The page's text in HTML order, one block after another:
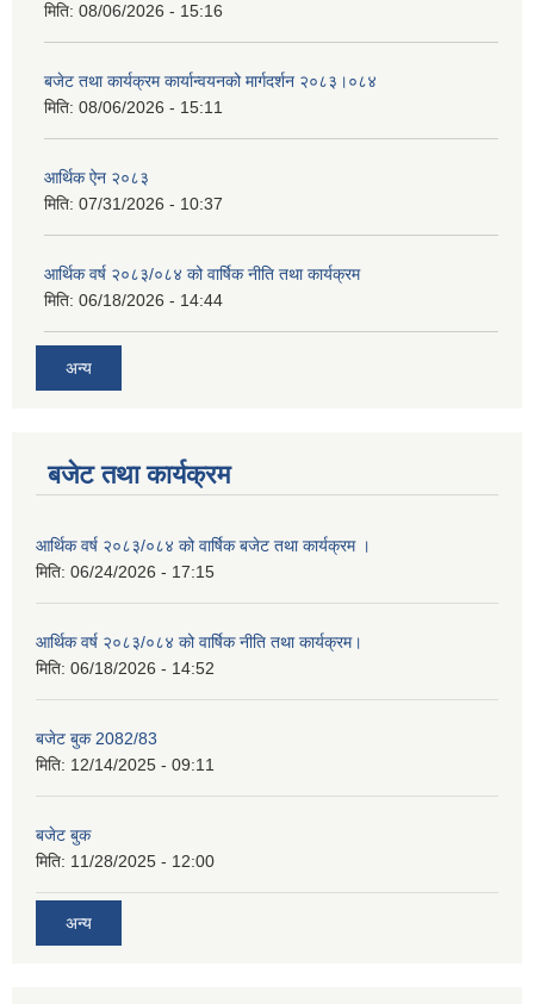
मिति: 08/06/2026 - 15:16
बजेट तथा कार्यक्रम कार्यान्वयनको मार्गदर्शन २०८३।०८४
मिति: 08/06/2026 - 15:11
आर्थिक ऐन २०८३
मिति: 07/31/2026 - 10:37
आर्थिक वर्ष २०८३/०८४ को वार्षिक नीति तथा कार्यक्रम
मिति: 06/18/2026 - 14:44
अन्य
बजेट तथा कार्यक्रम
आर्थिक वर्ष २०८३/०८४ को वार्षिक बजेट तथा कार्यक्रम ।
मिति: 06/24/2026 - 17:15
आर्थिक वर्ष २०८३/०८४ को वार्षिक नीति तथा कार्यक्रम।
मिति: 06/18/2026 - 14:52
बजेट बुक 2082/83
मिति: 12/14/2025 - 09:11
बजेट बुक
मिति: 11/28/2025 - 12:00
अन्य